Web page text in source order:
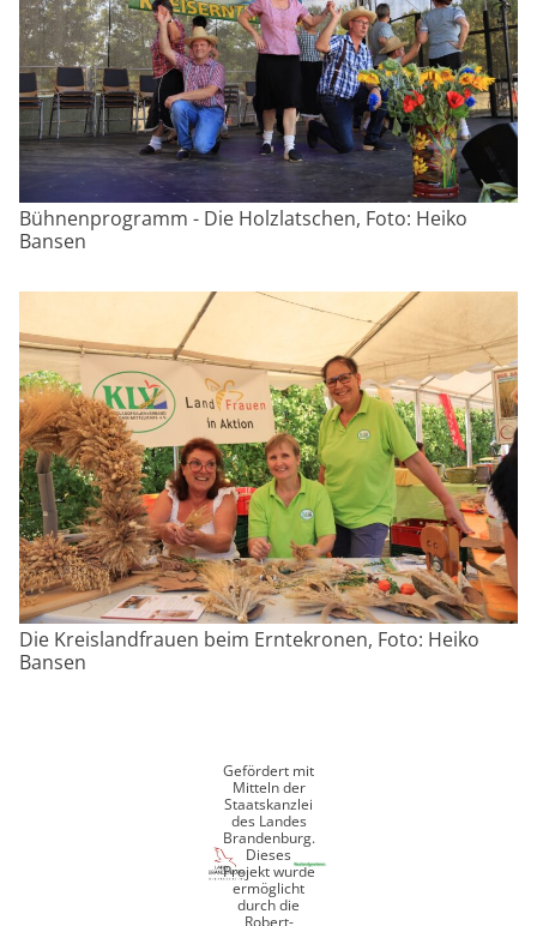
Bühnenprogramm - Die Holzlatschen, Foto: Heiko
Bansen
Die Kreislandfrauen beim Erntekronen, Foto: Heiko
Bansen
Gefördert mit
Mitteln der
Staatskanzlei
des Landes
Brandenburg.
Dieses
Projekt wurde
ermöglicht
durch die